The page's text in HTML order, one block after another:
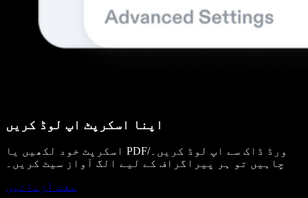
اپنا اسکرپٹ اپ لوڈ کریں
اسکرپٹ خود لکھیں یا PDF/ورڈ ڈاک سے اپ لوڈ کریں۔
چاہیں تو ہر پیراگراف کے لیے الگ آواز سیٹ کریں۔
مفت آزمائیں